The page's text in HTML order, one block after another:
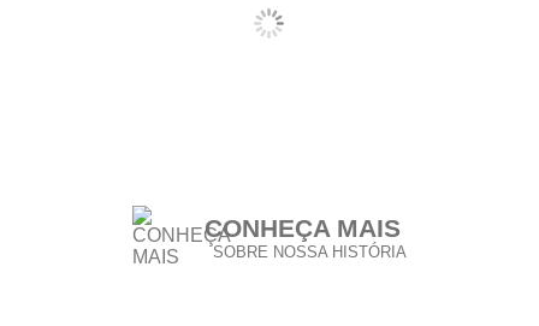
CONHEÇA MAIS
SOBRE NOSSA HISTÓRIA